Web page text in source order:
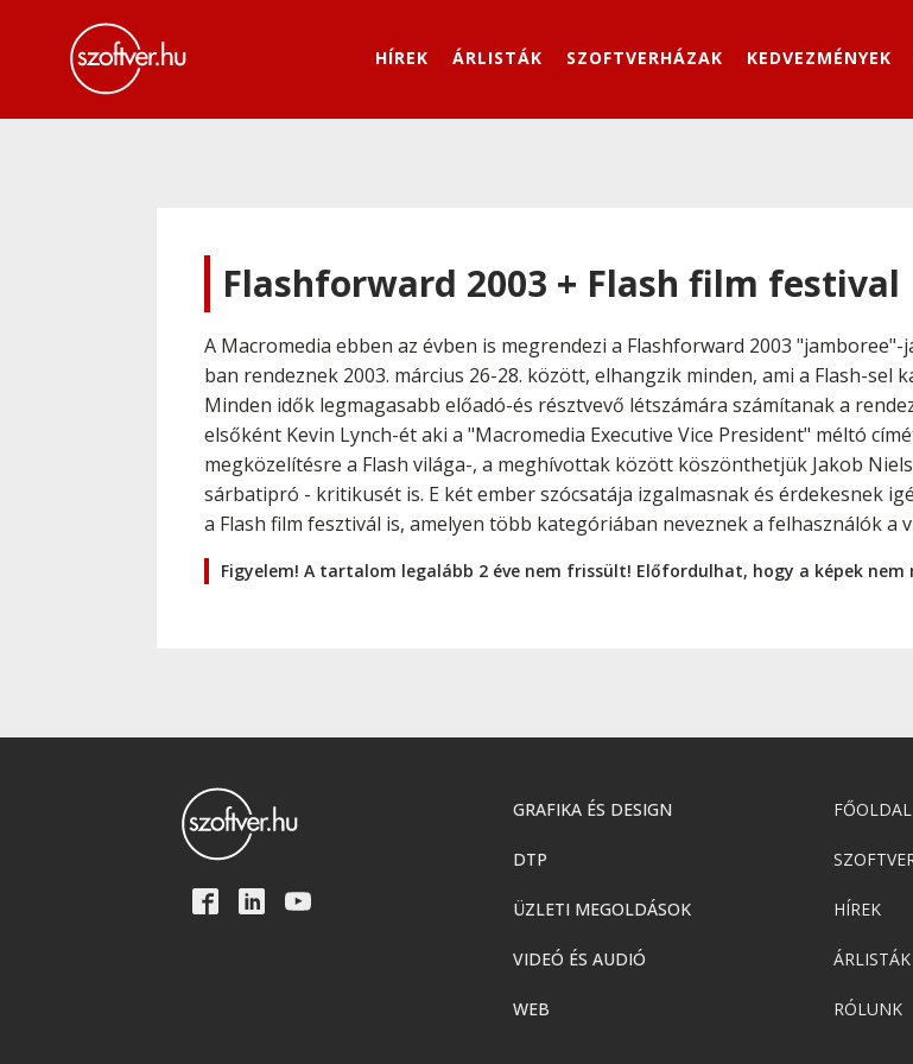
HÍREK ÁRLISTÁK SZOFTVERHÁZAK KEDVEZMÉNYEK
Flashforward 2003 + Flash film festival
A Macromedia ebben az évben is megrendezi a Flashforward 2003
ban rendeznek 2003. március 26-28. között, elhangzik minden, ami a Flash-
Minden idők legmagasabb előadó-és résztvevő létszámára számítanak a
elsőként Kevin Lynch-ét aki a "Macromedia Executive Vice President" méltó
megközelítésre a Flash világa-, a meghívottak között köszönthetjük Jakob
sárbatipró - kritikusét is. E két ember szócsatája izgalmasnak és érdekesnek
a Flash film fesztivál is, amelyen több kategóriában neveznek a felhasználók a
Figyelem! A tartalom legalább 2 éve nem frissült! Előfordulhat, hogy a képek nem
GRAFIKA ÉS DESIGN
DTP
ÜZLETI MEGOLDÁSOK
VIDEÓ ÉS AUDIÓ
WEB
FŐOLDAL
HÍREK
ÁRLISTÁK
RÓLUNK